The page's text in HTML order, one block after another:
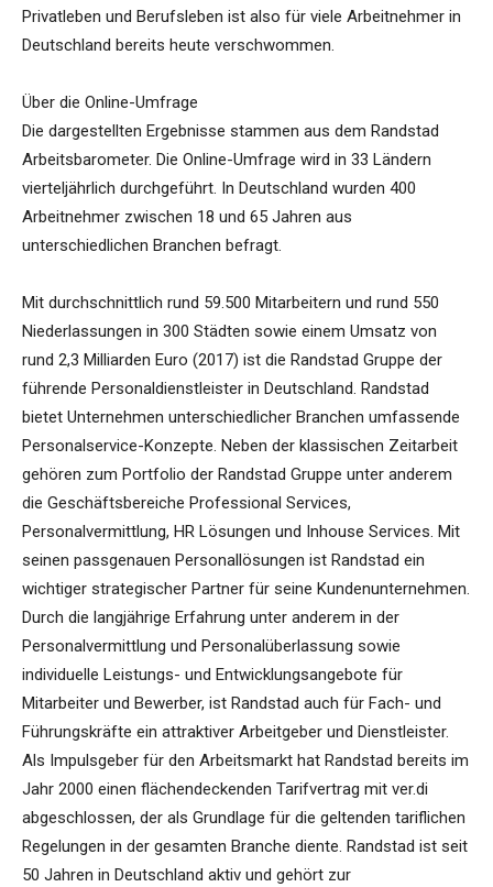
Privatleben und Berufsleben ist also für viele Arbeitnehmer in
Deutschland bereits heute verschwommen.
Über die Online-Umfrage
Die dargestellten Ergebnisse stammen aus dem Randstad
Arbeitsbarometer. Die Online-Umfrage wird in 33 Ländern
vierteljährlich durchgeführt. In Deutschland wurden 400
Arbeitnehmer zwischen 18 und 65 Jahren aus
unterschiedlichen Branchen befragt.
Mit durchschnittlich rund 59.500 Mitarbeitern und rund 550
Niederlassungen in 300 Städten sowie einem Umsatz von
rund 2,3 Milliarden Euro (2017) ist die Randstad Gruppe der
führende Personaldienstleister in Deutschland. Randstad
bietet Unternehmen unterschiedlicher Branchen umfassende
Personalservice-Konzepte. Neben der klassischen Zeitarbeit
gehören zum Portfolio der Randstad Gruppe unter anderem
die Geschäftsbereiche Professional Services,
Personalvermittlung, HR Lösungen und Inhouse Services. Mit
seinen passgenauen Personallösungen ist Randstad ein
wichtiger strategischer Partner für seine Kundenunternehmen.
Durch die langjährige Erfahrung unter anderem in der
Personalvermittlung und Personalüberlassung sowie
individuelle Leistungs- und Entwicklungsangebote für
Mitarbeiter und Bewerber, ist Randstad auch für Fach- und
Führungskräfte ein attraktiver Arbeitgeber und Dienstleister.
Als Impulsgeber für den Arbeitsmarkt hat Randstad bereits im
Jahr 2000 einen flächendeckenden Tarifvertrag mit ver.di
abgeschlossen, der als Grundlage für die geltenden tariflichen
Regelungen in der gesamten Branche diente. Randstad ist seit
50 Jahren in Deutschland aktiv und gehört zur